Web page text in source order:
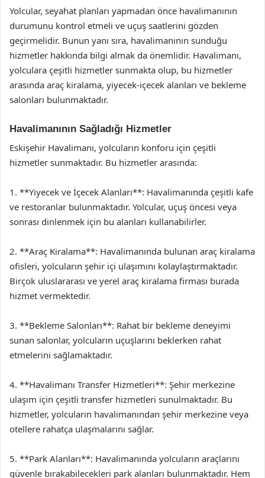
Yolcular, seyahat planları yapmadan önce havalimanının
durumunu kontrol etmeli ve uçuş saatlerini gözden
geçirmelidir. Bunun yanı sıra, havalimanının sunduğu
hizmetler hakkında bilgi almak da önemlidir. Havalimanı,
yolculara çeşitli hizmetler sunmakta olup, bu hizmetler
arasında araç kiralama, yiyecek-içecek alanları ve bekleme
salonları bulunmaktadır.
Havalimanının Sağladığı Hizmetler
Eskişehir Havalimanı, yolcuların konforu için çeşitli
hizmetler sunmaktadır. Bu hizmetler arasında:
1. **Yiyecek ve İçecek Alanları**: Havalimanında çeşitli kafe
ve restoranlar bulunmaktadır. Yolcular, uçuş öncesi veya
sonrası dinlenmek için bu alanları kullanabilirler.
2. **Araç Kiralama**: Havalimanında bulunan araç kiralama
ofisleri, yolcuların şehir içi ulaşımını kolaylaştırmaktadır.
Birçok uluslararası ve yerel araç kiralama firması burada
hizmet vermektedir.
3. **Bekleme Salonları**: Rahat bir bekleme deneyimi
sunan salonlar, yolcuların uçuşlarını beklerken rahat
etmelerini sağlamaktadır.
4. **Havalimanı Transfer Hizmetleri**: Şehir merkezine
ulaşım için çeşitli transfer hizmetleri sunulmaktadır. Bu
hizmetler, yolcuların havalimanından şehir merkezine veya
otellere rahatça ulaşmalarını sağlar.
5. **Park Alanları**: Havalimanında yolcuların araçlarını
güvenle bırakabilecekleri park alanları bulunmaktadır. Hem